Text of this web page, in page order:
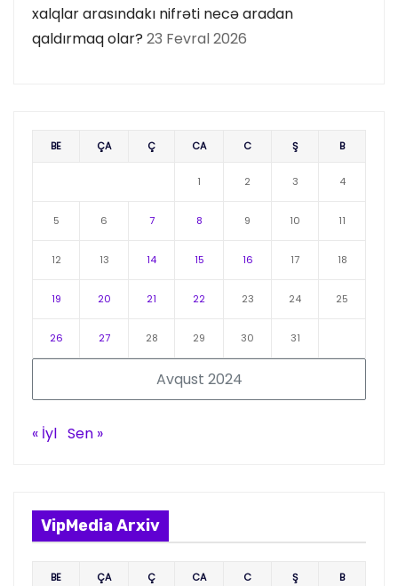
xalqlar arasındakı nifrəti necə aradan
qaldırmaq olar? 23 Fevral 2026
Avqust 2024
BE ÇA Ç CA C Ş B
1 2 3 4
5 6 7 8 9 10 11
12 13 14 15 16 17 18
19 20 21 22 23 24 25
26 27 28 29 30 31
« İyl Sen »
VipMedia Arxiv
BE ÇA Ç CA C Ş B